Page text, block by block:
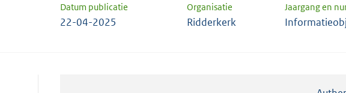
Datum publicatie Organisatie Jaargang en
22-04-2025 Ridderkerk